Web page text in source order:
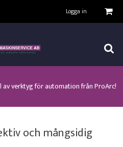
Logga in
våra nuvarande kampanjer!
av verktyg för automation från ProArc!
och längdsvets från ProArc!
från Esab, Rogue ET 230iP AC/DC!
T 223 AC/DC från Kemppi!
enheten från ESAB EPR-X1.1!
och MinarcMig 220 Auto från Kemppi!
och mångsidig
TILL KASSAN